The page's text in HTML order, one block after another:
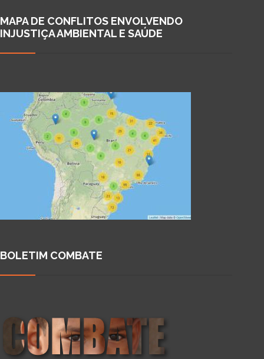
MAPA DE CONFLITOS ENVOLVENDO
INJUSTIÇA AMBIENTAL E SAÚDE
BOLETIM COMBATE